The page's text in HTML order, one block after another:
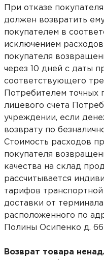
При отказе
должен возвратить
покупателем в
исключением
покупателя
через 10 дней с даты
соответствующего
Потребителем точных
лицевого счета
учреждении, если
возврату по
Стоимость расходов
покупателя
качества на склад
рассчитывается
тарифов
доставки от
расположенного по
Полины Осипенко д.
Возврат товара